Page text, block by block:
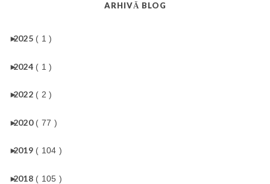
ARHIVĂ BLOG
►
2025 ( 1 )
►
2024 ( 1 )
►
2022 ( 2 )
►
2020 ( 77 )
►
2019 ( 104 )
►
2018 ( 105 )